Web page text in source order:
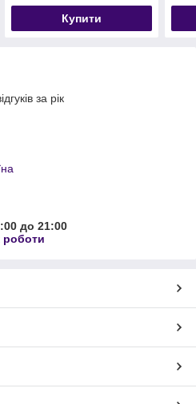
Купити
за рік
до 21:00
роботи